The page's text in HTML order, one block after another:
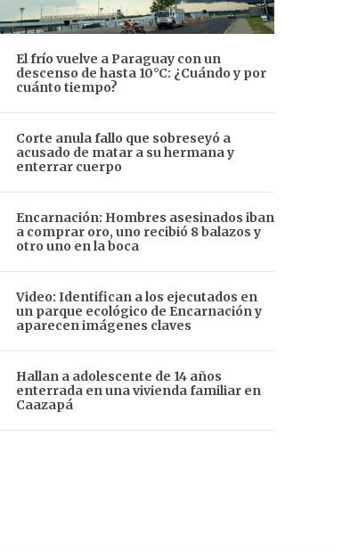
El frío vuelve a Paraguay con un
descenso de hasta 10°C: ¿Cuándo y por
cuánto tiempo?
Corte anula fallo que sobreseyó a
acusado de matar a su hermana y
enterrar cuerpo
Encarnación: Hombres asesinados iban
a comprar oro, uno recibió 8 balazos y
otro uno en la boca
Video: Identifican a los ejecutados en
un parque ecológico de Encarnación y
aparecen imágenes claves
Hallan a adolescente de 14 años
enterrada en una vivienda familiar en
Caazapá